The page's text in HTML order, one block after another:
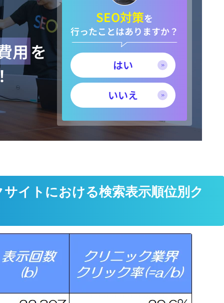
株式会社ケイオーの様「おすす
めのコンサルティング/マーケテ
ィング支援会社」として当サー
ビスが紹介されました！
オウンドメディアでCVを増やす
大田区葬儀 はばたきグループ様
に弊社が紹介されました！
用を
SEO対策を
行ったことはありますか？
はい
いいえ
イトにおける検索表示順位別ク